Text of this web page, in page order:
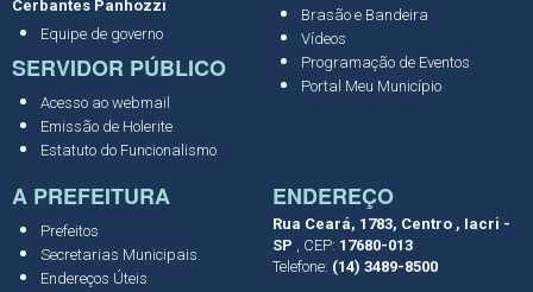
Cerbantes Panhozzi
Equipe de governo
SERVIDOR PÚBLICO
Acesso ao webmail
Emissão de Holerite
Estatuto do Funcionalismo
Brasão e Bandeira
Vídeos
Programação de Eventos
Portal Meu Município
A PREFEITURA
Prefeitos
Secretarias Municipais
Endereços Úteis
ENDEREÇO
Rua Ceará, 1783, Centro , Iacri -
SP , CEP: 17680-013
Telefone: (14) 3489-8500